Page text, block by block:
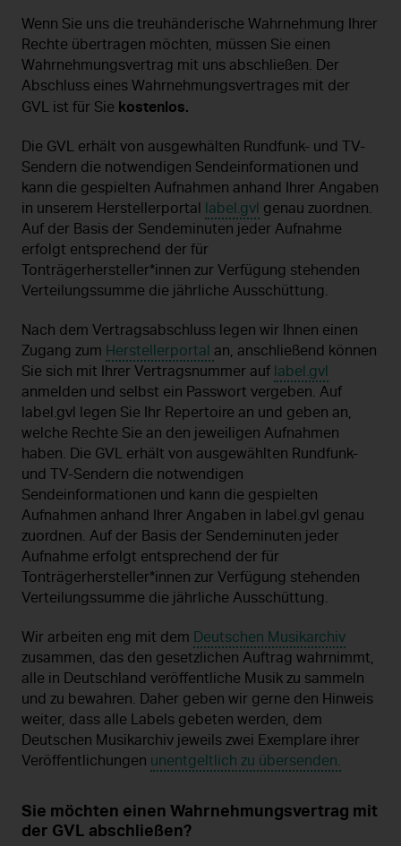
Wenn Sie uns die treuhänderische Wahrnehmung Ihrer
Rechte übertragen möchten, müssen Sie einen
Wahrnehmungsvertrag mit uns abschließen. Der
Abschluss eines Wahrnehmungsvertrages mit der
GVL ist für Sie kostenlos.
Die GVL erhält von ausgewhälten Rundfunk- und TV-
Sendern die notwendigen Sendeinformationen und
kann die gespielten Aufnahmen anhand Ihrer Angaben
in unserem Herstellerportal label.gvl genau zuordnen.
Auf der Basis der Sendeminuten jeder Aufnahme
erfolgt entsprechend der für
Tonträgerhersteller*innen zur Verfügung stehenden
Verteilungssumme die jährliche Ausschüttung.
Nach dem Vertragsabschluss legen wir Ihnen einen
Zugang zum Herstellerportal an, anschließend können
Sie sich mit Ihrer Vertragsnummer auf label.gvl
anmelden und selbst ein Passwort vergeben. Auf
label.gvl legen Sie Ihr Repertoire an und geben an,
welche Rechte Sie an den jeweiligen Aufnahmen
haben. Die GVL erhält von ausgewählten Rundfunk-
und TV-Sendern die notwendigen
Sendeinformationen und kann die gespielten
Aufnahmen anhand Ihrer Angaben in label.gvl genau
zuordnen. Auf der Basis der Sendeminuten jeder
Aufnahme erfolgt entsprechend der für
Tonträgerhersteller*innen zur Verfügung stehenden
Verteilungssumme die jährliche Ausschüttung.
Wir arbeiten eng mit dem Deutschen Musikarchiv
zusammen, das den gesetzlichen Auftrag wahrnimmt,
alle in Deutschland veröffentliche Musik zu sammeln
und zu bewahren. Daher geben wir gerne den Hinweis
weiter, dass alle Labels gebeten werden, dem
Deutschen Musikarchiv jeweils zwei Exemplare ihrer
Veröffentlichungen unentgeltlich zu übersenden.
Sie möchten einen Wahrnehmungsvertrag mit
der GVL abschließen?